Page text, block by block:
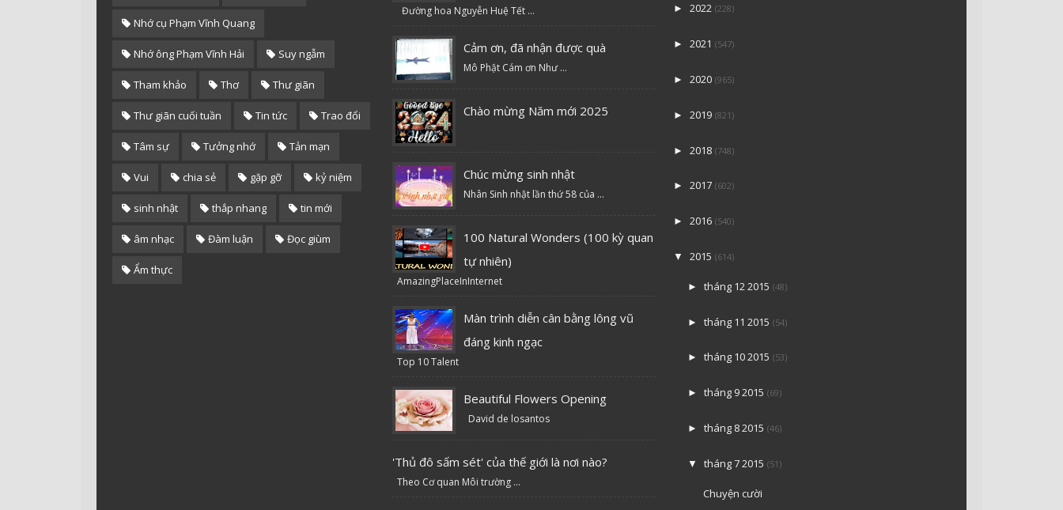
Nhớ cụ Phạm Vĩnh Quang
Nhớ ông Phạm Vĩnh Hải Suy ngẫm
Tham khảo Thơ Thư giãn
Thư giãn cuối tuần Tin tức Trao đổi
Tâm sự Tưởng nhớ Tản mạn
Vui chia sẻ gặp gỡ kỷ niệm
sinh nhật thắp nhang tin mới
âm nhạc Đàm luận Đọc giùm
Ẩm thực
Đường hoa Nguyễn Huệ Tết ...
Cảm ơn, đã nhận được quà
Mô Phật Cám ơn Như ...
Chào mừng Năm mới 2025
Chúc mừng sinh nhật
Nhân Sinh nhật lần thứ 58 của ...
100 Natural Wonders (100 kỳ quan
tự nhiên)
AmazingPlaceInInternet
Màn trình diễn cân bằng lông vũ
đáng kinh ngạc
Top 10 Talent
Beautiful Flowers Opening
David de losantos
'Thủ đô sấm sét' của thế giới là nơi nào?
Theo Cơ quan Môi trường ...
► 2022 (228)
► 2021 (547)
► 2020 (965)
► 2019 (821)
► 2018 (748)
► 2017 (602)
► 2016 (540)
▼ 2015 (614)
► tháng 12 2015 (48)
► tháng 11 2015 (54)
► tháng 10 2015 (53)
► tháng 9 2015 (69)
► tháng 8 2015 (46)
▼ tháng 7 2015 (51)
Chuyện cười